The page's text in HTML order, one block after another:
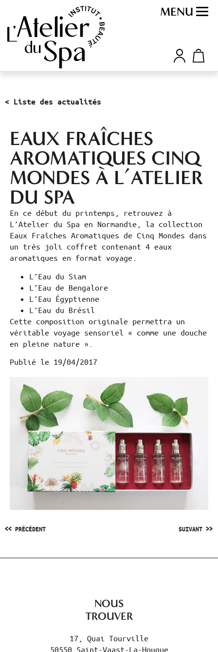
MENU
< Liste des actualités
EAUX FRAÎCHES
AROMATIQUES CINQ
MONDES À L’ATELIER
DU SPA
En ce début du printemps, retrouvez à
L’Atelier du Spa en Normandie, la collection
Eaux Fraîches Aromatiques de Cinq Mondes dans
un très joli coffret contenant 4 eaux
aromatiques en format voyage.
L’Eau du Siam
L’Eau de Bengalore
L’Eau Égyptienne
L’Eau du Brésil
Cette composition originale permettra un
véritable voyage sensoriel « comme une douche
en pleine nature ».
Publié le 19/04/2017
<< PRÉCÉDENT SUIVANT >>
NOUS
TROUVER
17, Quai Tourville
50550 Saint-Vaast-La-Hougue